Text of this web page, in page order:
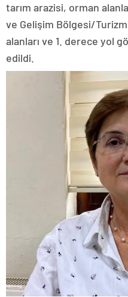
tarım arazisi, orman
ve Gelişim Bölgesi/
alanları ve 1. derece yol
edildi.